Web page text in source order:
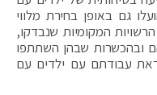
גם באופן בחירת מלווי
המקומיות שנבדקו,
ובהכשרות שבהן השתתפו
עבודתם עם ילדים עם